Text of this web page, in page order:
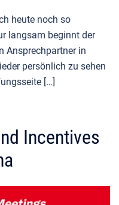
heute noch so
langsam beginnt der
Ansprechpartner in
persönlich zu sehen
[…]
Incentives